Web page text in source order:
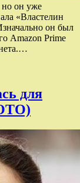
но он уже
«Властелин
он был
Amazon Prime
для